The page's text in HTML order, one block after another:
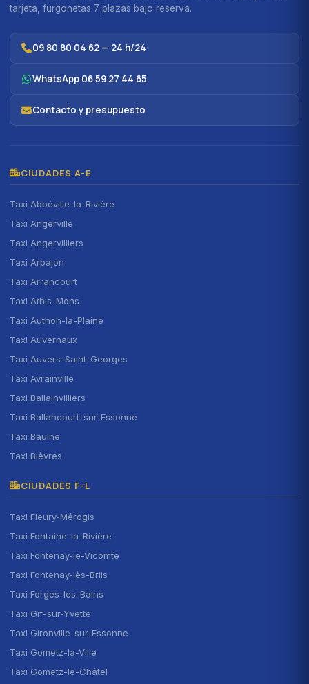
tarjeta, furgonetas 7 plazas bajo reserva.
09 80 80 04 62 — 24 h/24
WhatsApp 06 59 27 44 65
Contacto y presupuesto
CIUDADES A-E
Taxi Abbéville-la-Rivière
Taxi Angerville
Taxi Angervilliers
Taxi Arpajon
Taxi Arrancourt
Taxi Athis-Mons
Taxi Authon-la-Plaine
Taxi Auvernaux
Taxi Auvers-Saint-Georges
Taxi Avrainville
Taxi Ballainvilliers
Taxi Ballancourt-sur-Essonne
Taxi Baulne
Taxi Bièvres
CIUDADES F-L
Taxi Fleury-Mérogis
Taxi Fontaine-la-Rivière
Taxi Fontenay-le-Vicomte
Taxi Fontenay-lès-Briis
Taxi Forges-les-Bains
Taxi Gif-sur-Yvette
Taxi Gironville-sur-Essonne
Taxi Gometz-la-Ville
Taxi Gometz-le-Châtel